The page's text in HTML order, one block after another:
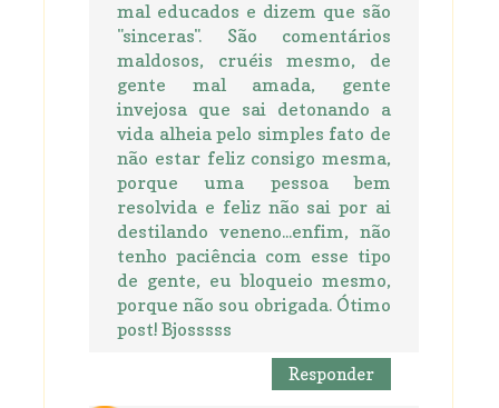
mal educados e dizem que são
"sinceras". São comentários
maldosos, cruéis mesmo, de
gente mal amada, gente
invejosa que sai detonando a
vida alheia pelo simples fato de
não estar feliz consigo mesma,
porque uma pessoa bem
resolvida e feliz não sai por ai
destilando veneno...enfim, não
tenho paciência com esse tipo
de gente, eu bloqueio mesmo,
porque não sou obrigada. Ótimo
post! Bjosssss
Responder